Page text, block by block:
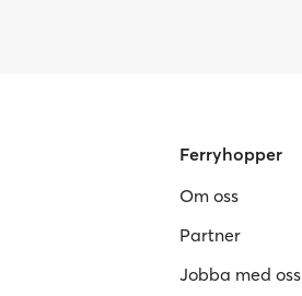
Ferryhopper
Om oss
Partner
Jobba med oss